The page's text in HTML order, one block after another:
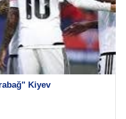
Kiyev